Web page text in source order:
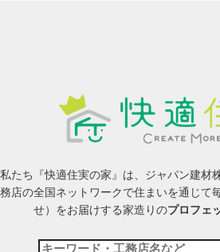
私たち『快適住実の家』は、ジャパン建材
務店の全国ネットワークで住まいを通じて
せ）をお届けする家造りのプロフェ